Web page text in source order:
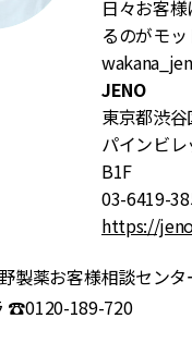
日々お客
るのがモッ
JENO
東京都渋
パインビ
B1F
03-6419-
https://
野製薬お客様相談セン
189-720